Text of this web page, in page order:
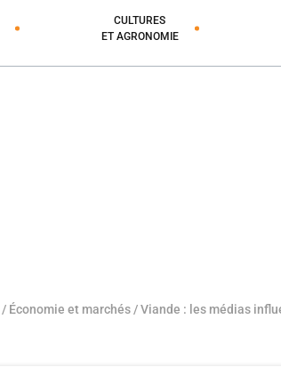
CULTURES
ET AGRONOMIE
/ Économie et marchés/Viande : les médias